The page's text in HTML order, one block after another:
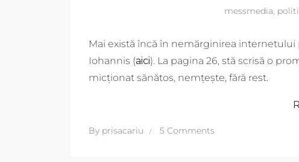
messmedia,
Mai există încă în nemărginirea
Iohannis (aici). La pagina 26, stă scrisă o
micționat sănătos, nemțește, fără rest.
By prisacariu 5 Comments